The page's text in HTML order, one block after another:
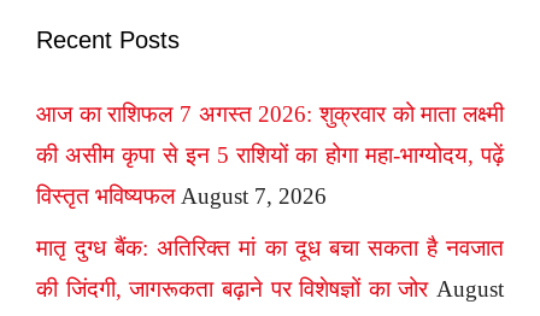
Recent Posts
आज का राशिफल 7 अगस्त 2026: शुक्रवार को माता लक्ष्मी
की असीम कृपा से इन 5 राशियों का होगा महा-भाग्योदय, पढ़ें
विस्तृत भविष्यफल August 7, 2026
मातृ दुग्ध बैंक: अतिरिक्त मां का दूध बचा सकता है नवजात
की जिंदगी, जागरूकता बढ़ाने पर विशेषज्ञों का जोर August